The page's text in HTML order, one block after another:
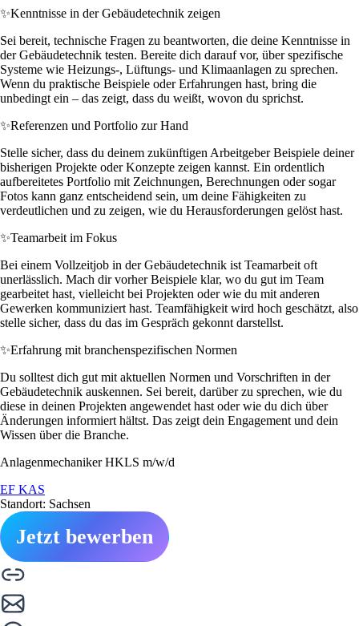
✨Kenntnisse in der Gebäudetechnik zeigen
Sei bereit, technische Fragen zu beantworten, die deine Kenntnisse in
der Gebäudetechnik testen. Bereite dich darauf vor, über spezifische
Systeme wie Heizungs-, Lüftungs- und Klimaanlagen zu sprechen.
Wenn du praktische Beispiele oder Erfahrungen hast, bring die
unbedingt ein – das zeigt, dass du weißt, wovon du sprichst.
✨Referenzen und Portfolio zur Hand
Stelle sicher, dass du deinem zukünftigen Arbeitgeber Beispiele deiner
bisherigen Projekte oder Konzepte zeigen kannst. Ein ordentlich
aufbereitetes Portfolio mit Zeichnungen, Berechnungen oder sogar
Fotos kann ganz entscheidend sein, um deine Fähigkeiten zu
verdeutlichen und zu zeigen, wie du Herausforderungen gelöst hast.
✨Teamarbeit im Fokus
Bei einem Vollzeitjob in der Gebäudetechnik ist Teamarbeit oft
unerlässlich. Mach dir vorher Beispiele klar, wo du gut im Team
gearbeitet hast, vielleicht bei Projekten oder wie du mit anderen
Gewerken kommuniziert hast. Teamfähigkeit wird hoch geschätzt, also
stelle sicher, dass du das im Gespräch gekonnt darstellst.
✨Erfahrung mit branchenspezifischen Normen
Du solltest dich gut mit aktuellen Normen und Vorschriften in der
Gebäudetechnik auskennen. Sei bereit, darüber zu sprechen, wie du
diese in deinen Projekten angewendet hast oder wie du dich über
Änderungen informiert hältst. Das zeigt dein Engagement und dein
Wissen über die Branche.
Anlagenmechaniker HKLS m/w/d
EF KAS
Standort: Sachsen
Jetzt bewerben